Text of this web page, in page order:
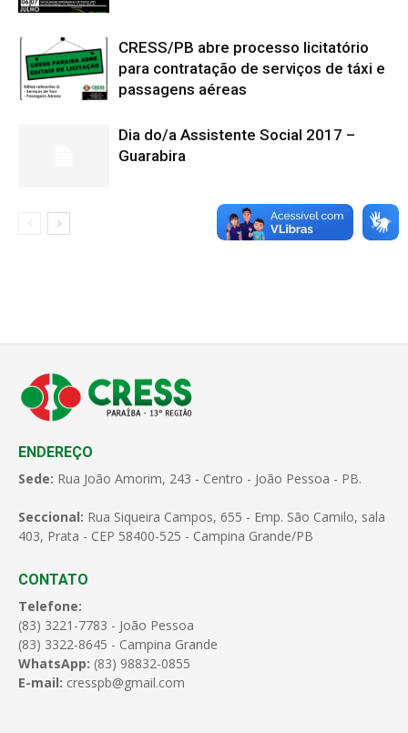
CRESS/PB abre processo licitatório
para contratação de serviços de táxi e
passagens aéreas
Dia do/a Assistente Social 2017 –
Guarabira
ENDEREÇO
Sede: Rua João Amorim, 243 - Centro - João Pessoa - PB.
Seccional: Rua Siqueira Campos, 655 - Emp. São Camilo, sala
403, Prata - CEP 58400-525 - Campina Grande/PB
CONTATO
Telefone:
(83) 3221-7783 - João Pessoa
(83) 3322-8645 - Campina Grande
WhatsApp: (83) 98832-0855
E-mail: cresspb@gmail.com